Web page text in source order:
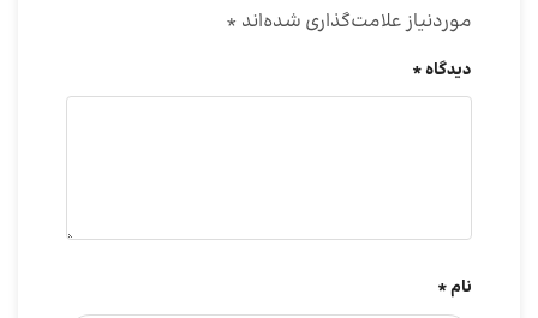
موردنیاز علامت‌گذاری شده‌اند *
دیدگاه*
نام*